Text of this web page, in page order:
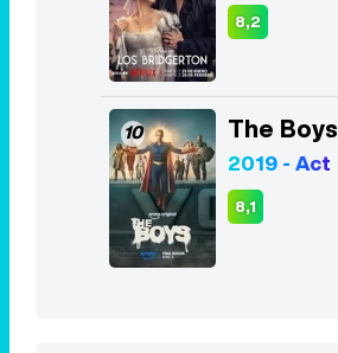
8,2
10 The Boys
2019 - Act
8,1